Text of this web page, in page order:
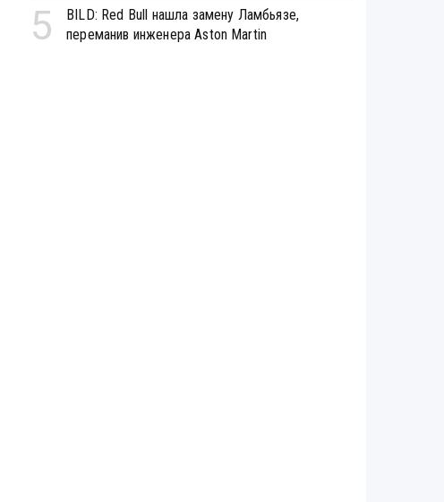
5
BILD: Red Bull нашла замену Ламбьязе,
переманив инженера Aston Martin